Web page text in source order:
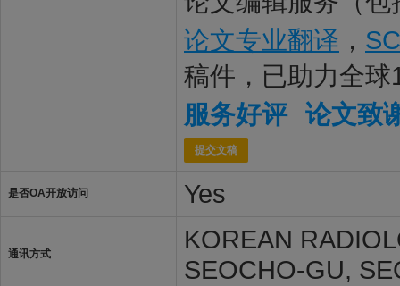
论文专业翻译 ，
稿件，已助力全
服务好评
论文致
提交文稿
是否OA开放访问 Yes
通讯方式
KOREAN
SEOCHO-GU,